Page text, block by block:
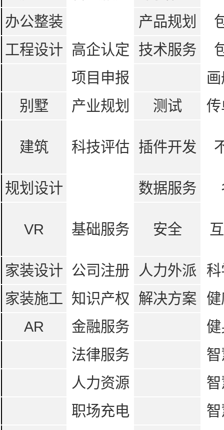
办公整装
产品规划
工程设计 高企认定 技术服务
项目申报
别墅
产业规划 测试
建筑 科技评估 插件开发
规划设计 数据服务
VR 基础服务 安全
家装设计 公司注册 人力外派
家装施工 知识产权 解决方案
AR
金融服务
法律服务
人力资源
职场充电